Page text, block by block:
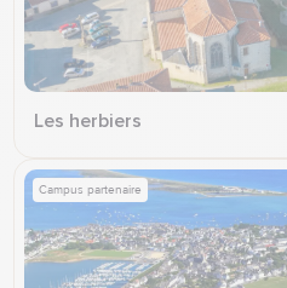
Les herbiers
Campus partenaire